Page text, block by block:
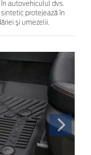
autovehiculul dvs.
protejează în
şi umezelii.